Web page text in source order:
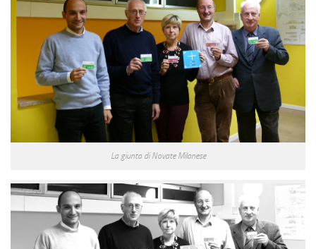
La giunta di Novate Milanese